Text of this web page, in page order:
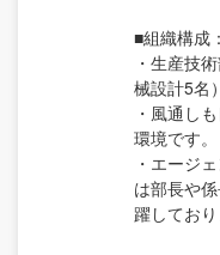
■組織構成：
・生産技
械設計5名）
・風通し
環境です。
・エージ
は部長や
躍しており